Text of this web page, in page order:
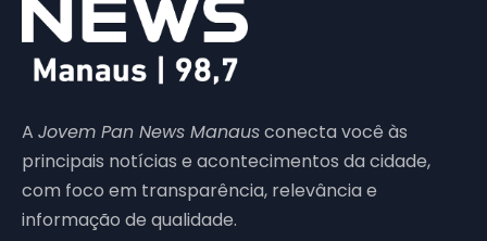
A Jovem Pan News Manausconecta você às
principais notícias e acontecimentos da cidade,
com foco em transparência, relevância e
informação de qualidade.